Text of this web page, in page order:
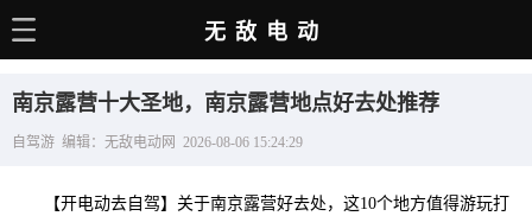
电动百科
无敌电动
南京露营十大圣地，南京露营地点好去处推荐
自驾游 编辑：无敌电动网 2026-08-06 15:24:29
【开电动去自驾】关于南京露营好去处，这10个地方值得游玩打